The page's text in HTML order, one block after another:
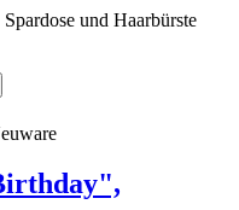
und Haarbürste